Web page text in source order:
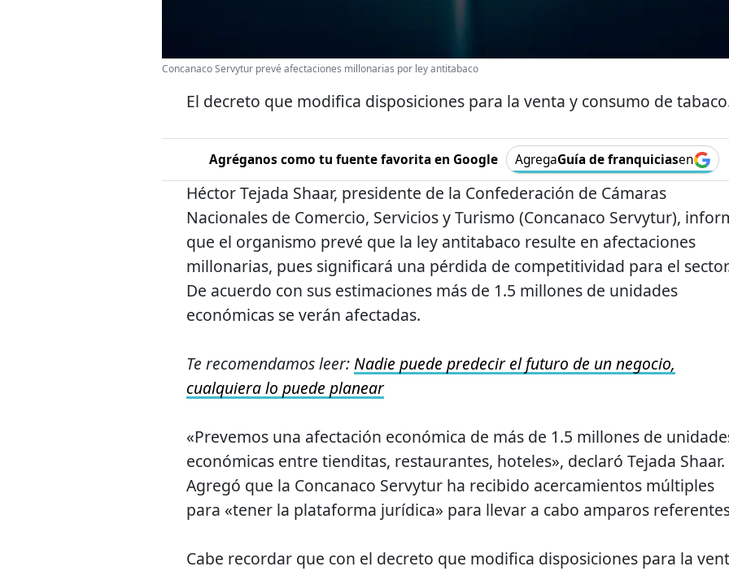
Concanaco Servytur prevé afectaciones millonarias por ley antitabaco
El decreto que modifica disposiciones para la venta y consumo de
Agréganos como tu fuente favorita en Google AgregaGuía de franquiciasen
Héctor Tejada Shaar, presidente de la Confederación de Cámaras
Nacionales de Comercio, Servicios y Turismo (Concanaco Servytur),
que el organismo prevé que la ley antitabaco resulte en afectaciones
millonarias, pues significará una pérdida de competitividad para el
De acuerdo con sus estimaciones más de 1.5 millones de unidades
económicas se verán afectadas.
Te recomendamos leer:Nadie puede predecir el futuro de un negocio,
cualquiera lo puede planear
«Prevemos una afectación económica de más de 1.5 millones de
económicas entre tienditas, restaurantes, hoteles», declaró Tejada Shaar.
Agregó que la Concanaco Servytur ha recibido acercamientos múltiples
para «tener la plataforma jurídica» para llevar a cabo amparos
Cabe recordar que con el decreto que modifica disposiciones para la